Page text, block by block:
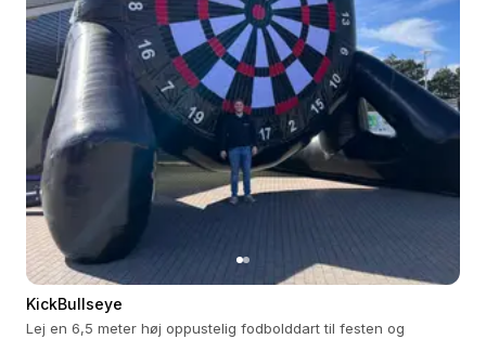
KickBullseye
Lej en 6,5 meter høj oppustelig fodbolddart til festen og